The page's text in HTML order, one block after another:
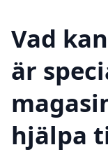
Vad
är
hjälpa